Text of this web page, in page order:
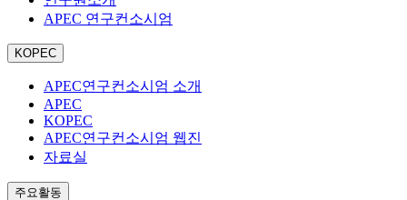
APEC 연구컨소시엄
KOPEC
APEC연구컨소시엄 소개
APEC
KOPEC
APEC연구컨소시엄 웹진
자료실
주요활동